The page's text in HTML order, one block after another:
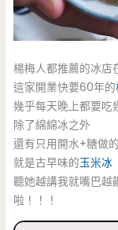
楊梅人都推薦的冰店
這家開業快要60年的
幾乎每天晚上都要吃
除了綿綿冰之外
還有只用開水+糖做
就是古早味的玉米冰
聽她越講我就嘴巴越
啦！！！